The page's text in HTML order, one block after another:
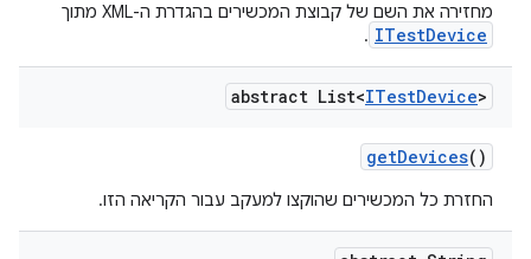
מחזירה את השם של קבוצת המכשירים בהגדרת ה-XML מתוך
ITestDevice
.
abstract List<ITestDevice>
getDevices()
החזרת כל המכשירים שהוקצו למעקב עבור הקריאה הזו.